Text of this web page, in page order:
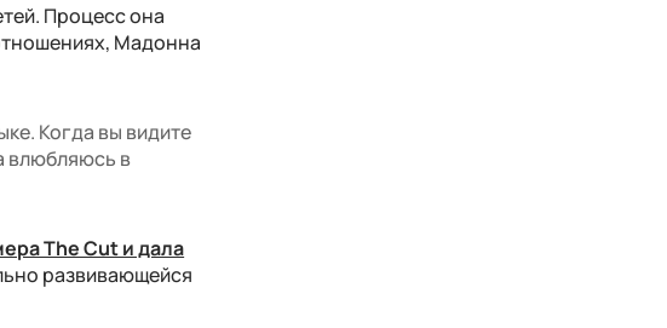
Процесс она
Мадонна
Когда вы видите
влюбляюсь в
The Cut и дала
развивающейся